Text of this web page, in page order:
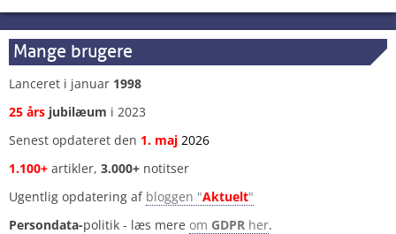
Mange brugere
Lanceret i januar 1998
25 års jubilæum i 2023
Senest opdateret den 1. maj 2026
1.100+ artikler, 3.000+ notitser
Ugentlig opdatering af bloggen "Aktuelt"
Persondata-politik - læs mere om GDPR her.